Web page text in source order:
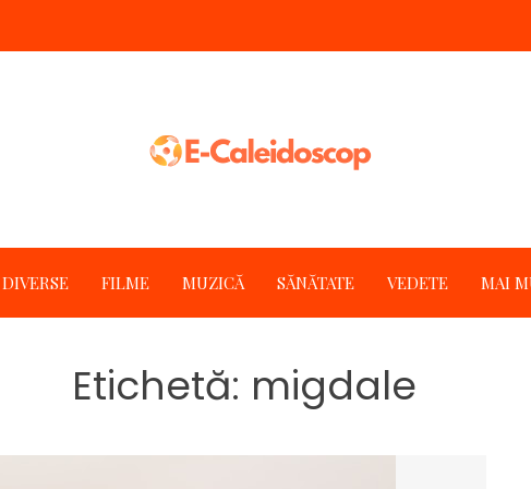
DIVERSE FILME MUZICĂ SĂNĂTATE VEDETE MAI
Etichetă: migdale